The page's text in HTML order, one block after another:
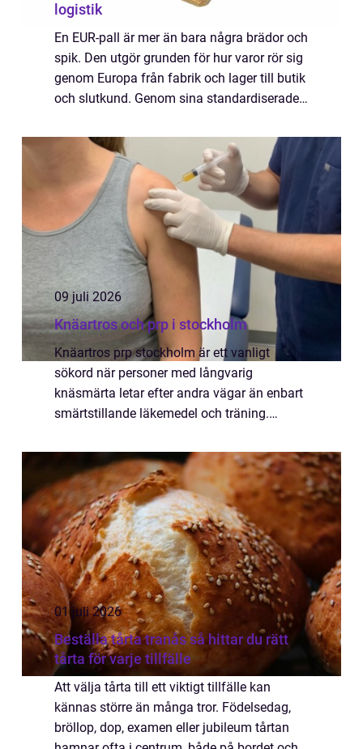
logistik
En EUR-pall är mer än bara några brädor och
spik. Den utgör grunden för hur varor rör sig
genom Europa från fabrik och lager till butik
och slutkund. Genom sina standardiserade
tydliga kvalitetskrav skapar den ...
09 juli 2026
Knäartros och prp i stockholm
Knäartros prp stockholm är ett vanligt
sökord när personer med långvarig
knäsmärta letar efter andra vägar än enbart
smärtstillande läkemedel och träning.
eget blod kan stötta kroppens läkning och
kanske sk...
01 juli 2026
Beställa tårta tranås så hittar du rätt
tårta för varje tillfälle
Att välja tårta till ett viktigt tillfälle kan
kännas större än många tror. Födelsedag,
bröllop, dop, examen eller jubileum tårtan